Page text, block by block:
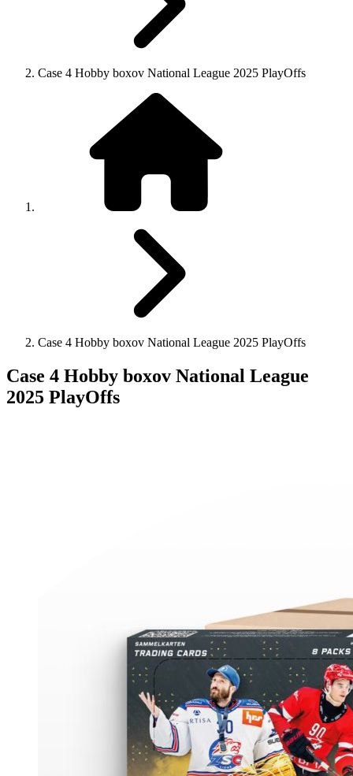
Case 4 Hobby boxov National League 2025 PlayOffs
Case 4 Hobby boxov National League 2025 PlayOffs
Case 4 Hobby boxov National League
2025 PlayOffs